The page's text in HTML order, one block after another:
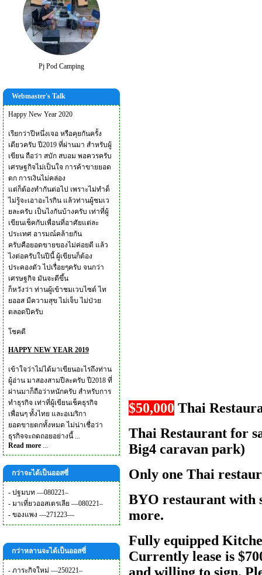
Pj Pod Camping
Webmaster's Talk
Happy New Year 2020
เรียกว่าปีหนึ่งเจอ หรือคุยกันครั้ง
เดียวครับ ปี2019 ที่ผ่านมา สำหรับผู้
เขียน ถือว่า สบัก สบอม พอควรครับ
เศรษฐกิจไม่เป็นใจ การค้าขายยอด
ตก การเงินไม่คล่อง
แต่ก็ต้องทำกันต่อไป เพราะไม่ทำด็
ไม่รู้จะเอาอะไรกิน แล้วท่านผู้ชมเว
ยละครับ เป็นไงกันบ้างครับ เท่าที่ผู้
เขียนเช็คกับเพื่อนที่อาศัยแต่ละ
ประเทศ อารมณ์คล้ายกัน
ครับคือยอดขายของไม่ค่อยดี แล้ว
ไงต่อครับในปีนี้ ผู้เขียนก็ต้อง
ประคองตัว ไปเรื่อยๆครับ จนกว่า
เศรษฐกิจ มันจะดีขึ้น
ก็หวังว่า ท่านผู้เข้าชมเวบไซด์ ไท
ยออส มีความสุข ไม่เจ็บ ไม่ป่วย
ตลอดปีครับ
โชคดี
HAPPY NEW YEAR 2019
เข้าใจว่าไม่ได้มาเขียนอะไรถึงท่าน
ผู้อ่าน มาสองสามปีละครับ ปี2018 ที่
ผ่านมาก็ถือว่าหนักครับ สำหรับการ
ทำธุรกิจ เท่าที่ผู้เขียนเช็คธุรกิจ
เพื่อนๆ ทั้งไทย และอเมริกา
ยอดขายตกทั้งหมด ไม่น่าเชื่อว่า
ธุรกิจจะถดถอยอย่างนี้ ...
Read more ...
กว่าจะได้เป็นออสซี่
- ปฐมบท —080221–
- มาเที่ยวออสเตรเลีย —080221–
- ของแพง —271223—
กว่าหลานจะได้เป็นออสซี่
- ภาระกิจใหม่ —250221–
$50,000 Thai
Thai Restaurant for
Big4 caravan park)
Only one Thai
BYO restaurant with
more.
Fully equipped
Currently lease is